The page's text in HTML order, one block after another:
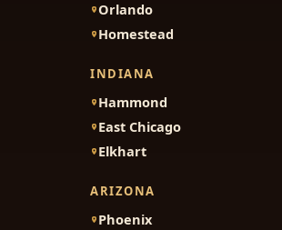
Orlando
Homestead
INDIANA
Hammond
East Chicago
Elkhart
ARIZONA
Phoenix